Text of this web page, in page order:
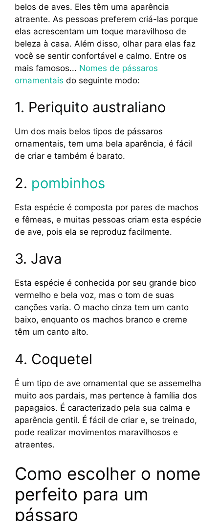
belos de aves. Eles têm uma aparência
atraente. As pessoas preferem criá-las porque
elas acrescentam um toque maravilhoso de
beleza à casa. Além disso, olhar para elas faz
você se sentir confortável e calmo. Entre os
mais famosos... Nomes de pássaros
ornamentais do seguinte modo:
1. Periquito australiano
Um dos mais belos tipos de pássaros
ornamentais, tem uma bela aparência, é fácil
de criar e também é barato.
2. pombinhos
Esta espécie é composta por pares de machos
e fêmeas, e muitas pessoas criam esta espécie
de ave, pois ela se reproduz facilmente.
3. Java
Esta espécie é conhecida por seu grande bico
vermelho e bela voz, mas o tom de suas
canções varia. O macho cinza tem um canto
baixo, enquanto os machos branco e creme
têm um canto alto.
4. Coquetel
É um tipo de ave ornamental que se assemelha
muito aos pardais, mas pertence à família dos
papagaios. É caracterizado pela sua calma e
aparência gentil. É fácil de criar e, se treinado,
pode realizar movimentos maravilhosos e
atraentes.
Como escolher o nome
perfeito para um
pássaro